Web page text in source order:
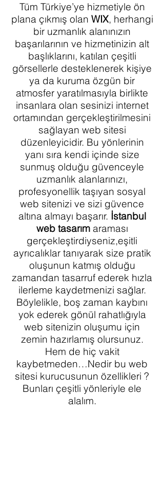
Tüm Türkiye’ye hizmetiyle ön
plana çıkmış olan WIX, herhangi
bir uzmanlık alanınızın
başarılarının ve hizmetinizin alt
başlıklarını, katılan çeşitli
görsellerle desteklenerek kişiye
ya da kuruma özgün bir
atmosfer yaratılmasıyla birlikte
insanlara olan sesinizi internet
ortamından gerçekleştirilmesini
sağlayan web sitesi
düzenleyicidir. Bu yönlerinin
yanı sıra kendi içinde size
sunmuş olduğu güvenceyle
uzmanlık alanlarınızı,
profesyonellik taşıyan sosyal
web sitenizi ve sizi güvence
altına almayı başarır. İstanbul
web tasarımaraması
gerçekleştirdiyseniz,eşitli
ayrıcalıklar tanıyarak size pratik
oluşunun katmış olduğu
zamandan tasarruf ederek hızla
ilerleme kaydetmenizi sağlar.
Böylelikle, boş zaman kaybını
yok ederek gönül rahatlığıyla
web sitenizin oluşumu için
zemin hazırlamış olursunuz.
Hem de hiç vakit
kaybetmeden…Nedir bu web
sitesi kurucusunun özellikleri ?
Bunları çeşitli yönleriyle ele
alalım.